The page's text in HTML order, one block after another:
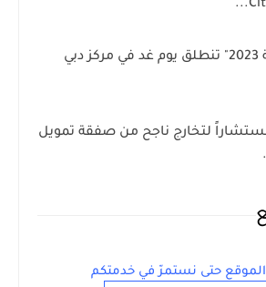
"قمَّة المعرفة 2023" تنطلق يوم غد في مركز دبي
لتخارج ناجح من صفقة تمويل
حتى نستمرّ في خدمتكم